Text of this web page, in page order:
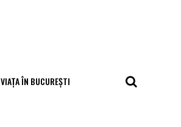
VIAȚA ÎN BUCUREȘTI